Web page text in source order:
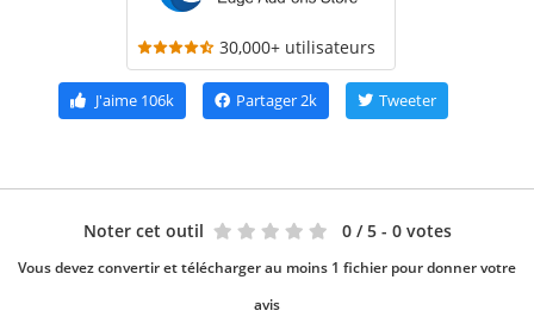
30,000+ utilisateurs
J'aime106k Partager2k Tweeter
Noter cet outil 0 / 5 - 0 votes
Vous devez convertir et télécharger au moins 1 fichier pour donner votre
avis